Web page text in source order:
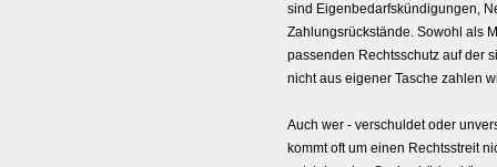
sind Eigenbedarfskündigungen,
Zahlungsrückstände. Sowohl als
passenden Rechtsschutz auf der
nicht aus eigener Tasche zahlen
Auch wer - verschuldet oder
kommt oft um einen Rechtsstreit